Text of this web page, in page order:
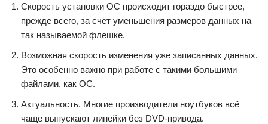
Скорость установки ОС происходит гораздо быстрее,
прежде всего, за счёт уменьшения размеров данных на
так называемой флешке.
Возможная скорость изменения уже записанных данных.
Это особенно важно при работе с такими большими
файлами, как ОС.
Актуальность. Многие производители ноутбуков всё
чаще выпускают линейки без DVD-привода.